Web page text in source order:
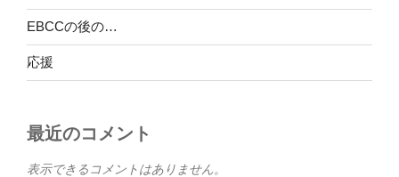
EBCCの後の…
応援
最近のコメント
表示できるコメントはありません。